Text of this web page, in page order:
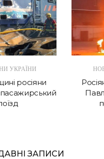
УКРАЇНИ
росіяни
ЗАПИСИ